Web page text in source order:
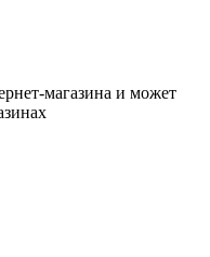
магазина и может